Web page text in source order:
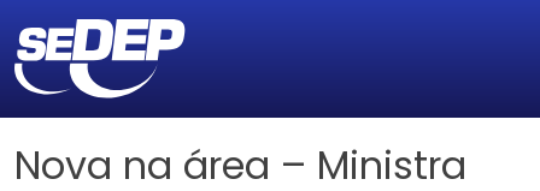
Nova na área – Ministra